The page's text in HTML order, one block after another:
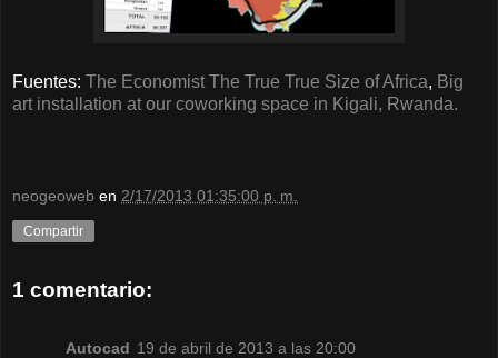
Fuentes: The Economist The True True Size of Africa, Big
art installation at our coworking space in Kigali, Rwanda.
neogeoweb en 2/17/2013 01:35:00 p. m.
Compartir
1 comentario:
Autocad 19 de abril de 2013 a las 20:00